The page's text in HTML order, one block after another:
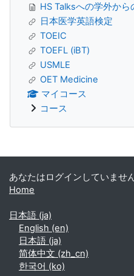
HS Talksへの学外か
日本医学英語検定
TOEIC
TOEFL (iBT)
USMLE
OET Medicine
マイコース
コース
補助ブロック
あなたはログインしていませ
Home
日本語 ‎(ja)‎
English ‎(en)‎
日本語 ‎(ja)‎
简体中文 ‎(zh_cn)‎
한국어 ‎(ko)‎